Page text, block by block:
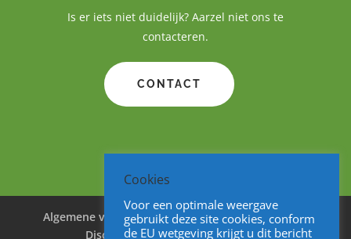
Is er iets niet duidelijk? Aarzel niet ons te
contacteren.
CONTACT
Algemene voorwaarden Cookies
Privacy
Disclaimer
Sitemap V&A
Cookies
Voor een optimale weergave
gebruikt deze site cookies, conform
de EU wetgeving krijgt u dit bericht